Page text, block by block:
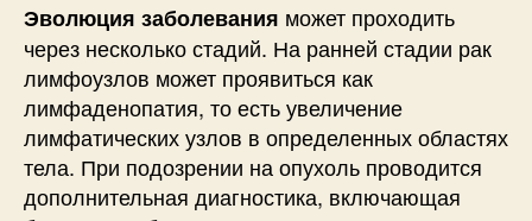
Эволюция заболевания может проходить
через несколько стадий. На ранней стадии рак
лимфоузлов может проявиться как
лимфаденопатия, то есть увеличение
лимфатических узлов в определенных областях
тела. При подозрении на опухоль проводится
дополнительная диагностика, включающая